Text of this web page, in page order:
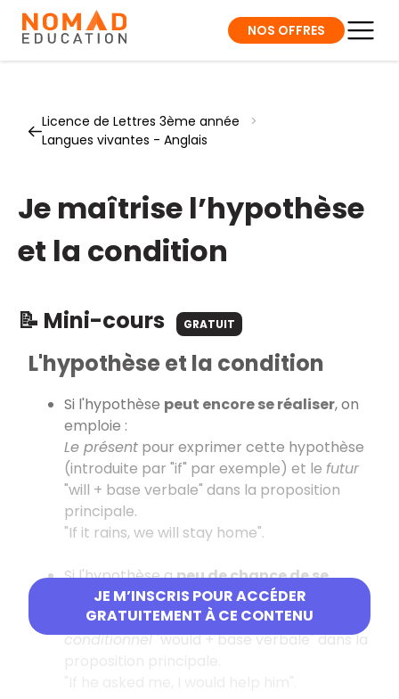
NOS OFFRES
Licence de Lettres 3ème année
>
Langues vivantes - Anglais
Je maîtrise l’hypothèse
et la condition
📝 Mini-cours GRATUIT
JE M’INSCRIS POUR ACCÉDER
GRATUITEMENT À CE CONTENU
L'hypothèse et la condition
Si l'hypothèse peut encore se réaliser, on
emploie :
Le présent pour exprimer cette hypothèse
(introduite par "if" par exemple) et le futur
"will + base verbale" dans la proposition
principale.
"If it rains, we will stay home".
Si l'hypothèse apeu de chance de se
réaliserdans le présent, on emploie :
Le prétérit modalaprès "if" etle
conditionnel"would + base verbale" dans la